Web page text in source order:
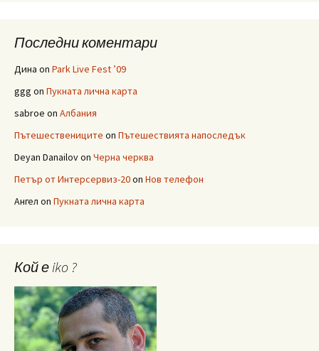
Последни коментари
Дина on Park Live Fest ’09
ggg on Пукната лична карта
sabroe on Албания
Пътешествениците on Пътешествията напоследък
Deyan Danailovon Черна черква
Петър от Интерсервиз-20on Нов телефон
Ангел on Пукната лична карта
Кой е iko ?